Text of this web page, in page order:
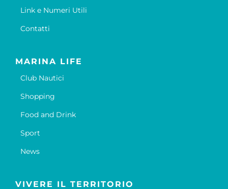
Link e Numeri Utili
Contatti
MARINA LIFE
Club Nautici
Shopping
Food and Drink
Sport
News
VIVERE IL TERRITORIO